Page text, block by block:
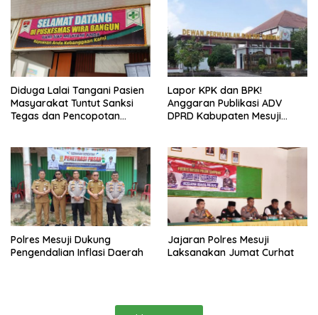
Diduga Lalai Tangani Pasien
Masyarakat Tuntut Sanksi
Tegas dan Pencopotan
Lapor KPK dan BPK!
Anggaran Publikasi ADV
DPRD Kabupaten Mesuji
Polres Mesuji Dukung
Pengendalian Inflasi Daerah
Jajaran Polres Mesuji
Laksanakan Jumat Curhat